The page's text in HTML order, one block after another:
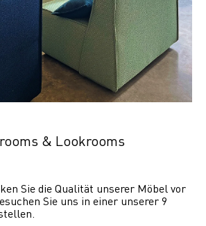
& Lookrooms
Sie die Qualität unserer Möbel vor
Sie uns in einer unserer 9